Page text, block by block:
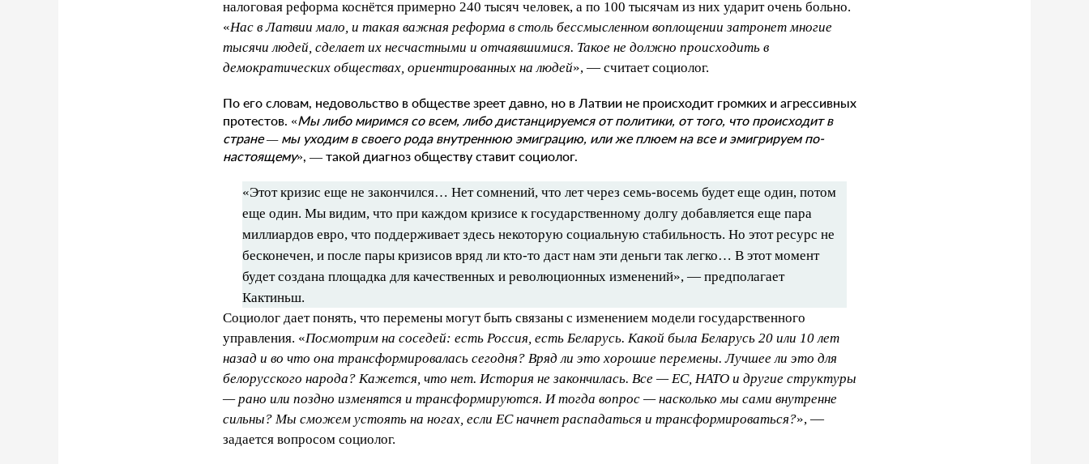
налоговая реформа коснётся примерно 240 тысяч человек, а по 100 тысячам из них ударит очень больно.
«Нас в Латвии мало, и такая важная реформа в столь бессмысленном воплощении затронет многие
тысячи людей, сделает их несчастными и отчаявшимися. Такое не должно происходить в
демократических обществах, ориентированных на людей», — считает социолог.
По его словам, недовольство в обществе зреет давно, но в Латвии не происходит громких и агрессивных
протестов. «Мы либо миримся со всем, либо дистанцируемся от политики, от того, что происходит в
стране — мы уходим в своего рода внутреннюю эмиграцию, или же плюем на все и эмигрируем по-
настоящему», — такой диагноз обществу ставит социолог.
«Этот кризис еще не закончился… Нет сомнений, что лет через семь-восемь будет еще один, потом
еще один. Мы видим, что при каждом кризисе к государственному долгу добавляется еще пара
миллиардов евро, что поддерживает здесь некоторую социальную стабильность. Но этот ресурс не
бесконечен, и после пары кризисов вряд ли кто-то даст нам эти деньги так легко… В этот момент
будет создана площадка для качественных и революционных изменений», — предполагает
Кактиньш.
Социолог дает понять, что перемены могут быть связаны с изменением модели государственного
управления. «Посмотрим на соседей: есть Россия, есть Беларусь. Какой была Беларусь 20 или 10 лет
назад и во что она трансформировалась сегодня? Вряд ли это хорошие перемены. Лучшее ли это для
белорусского народа? Кажется, что нет. История не закончилась. Все — ЕС, НАТО и другие структуры
— рано или поздно изменятся и трансформируются. И тогда вопрос — насколько мы сами внутренне
сильны? Мы сможем устоять на ногах, если ЕС начнет распадаться и трансформироваться?», —
задается вопросом социолог.